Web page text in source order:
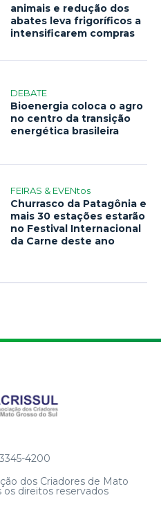
animais e redução dos
abates leva frigoríficos a
intensificarem compras
DEBATE
Bioenergia coloca o agro
no centro da transição
energética brasileira
FEIRAS & EVENtos
Churrasco da Patagônia e
mais 30 estações estarão
no Festival Internacional
da Carne deste ano
4200
dos Criadores de Mato
os direitos reservados